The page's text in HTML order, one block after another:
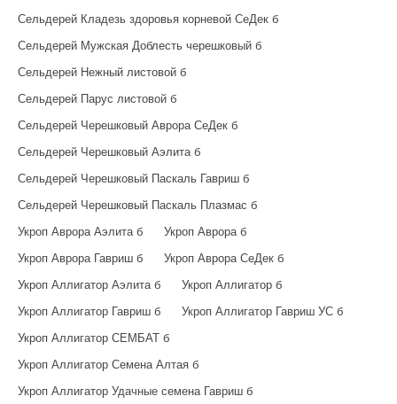
Сельдерей Кладезь здоровья корневой СеДек б
Сельдерей Мужская Доблесть черешковый б
Сельдерей Нежный листовой б
Сельдерей Парус листовой б
Сельдерей Черешковый Аврора СеДек б
Сельдерей Черешковый Аэлита б
Сельдерей Черешковый Паскаль Гавриш б
Сельдерей Черешковый Паскаль Плазмас б
Укроп Аврора Аэлита б
Укроп Аврора б
Укроп Аврора Гавриш б
Укроп Аврора СеДек б
Укроп Аллигатор Аэлита б
Укроп Аллигатор б
Укроп Аллигатор Гавриш б
Укроп Аллигатор Гавриш УС б
Укроп Аллигатор СЕМБАТ б
Укроп Аллигатор Семена Алтая б
Укроп Аллигатор Удачные семена Гавриш б